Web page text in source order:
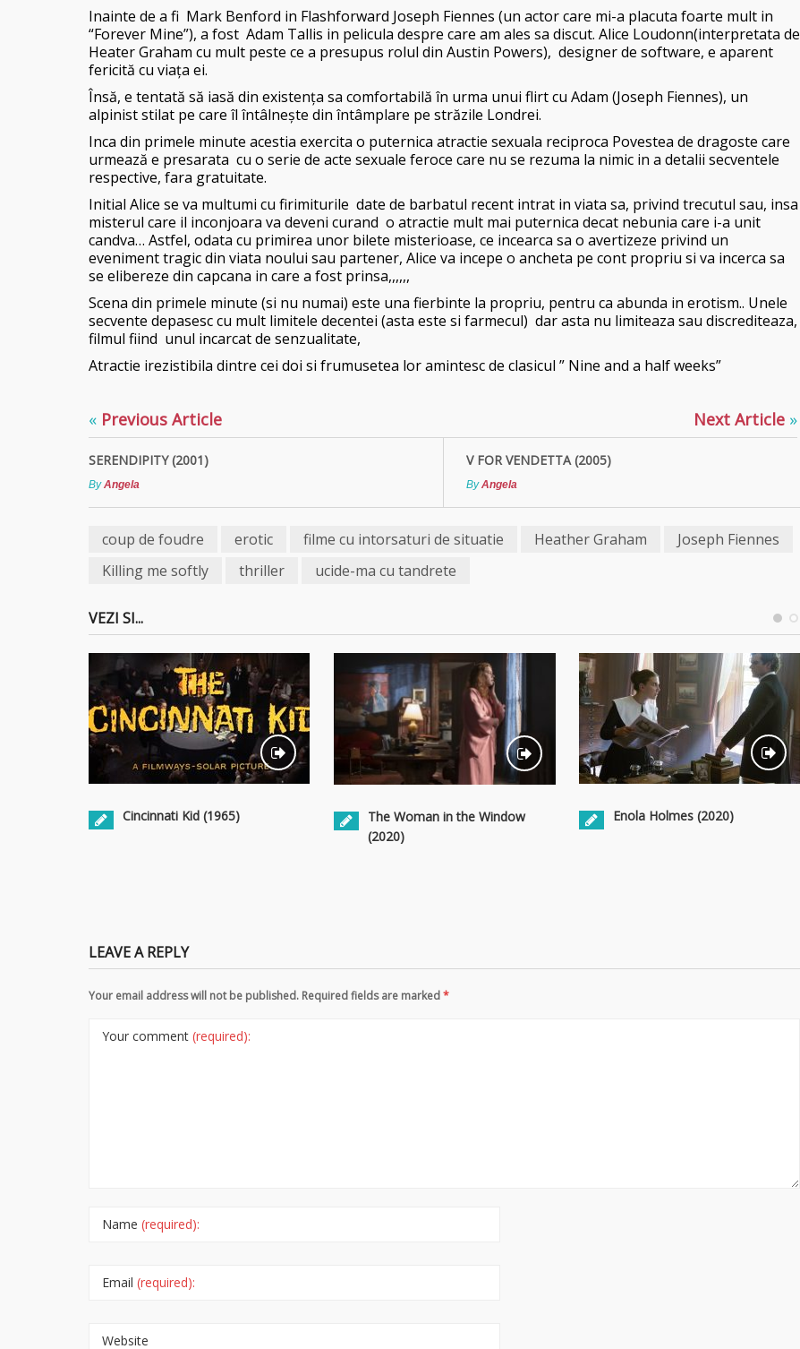
Inainte de a fi Mark Benford in Flashforward Joseph Fiennes (un actor care mi-a placuta foarte mult in
“Forever Mine”), a fost Adam Tallis in pelicula despre care am ales sa discut. Alice Loudonn(interpretata de
Heater Graham cu mult peste ce a presupus rolul din Austin Powers), designer de software, e aparent
fericită cu viaţa ei.
Însă, e tentată să iasă din existenţa sa comfortabilă în urma unui flirt cu Adam (Joseph Fiennes), un
alpinist stilat pe care îl întâlneşte din întâmplare pe străzile Londrei.
Inca din primele minute acestia exercita o puternica atractie sexuala reciproca Povestea de dragoste care
urmează e presarata cu o serie de acte sexuale feroce care nu se rezuma la nimic in a detalii secventele
respective, fara gratuitate.
Initial Alice se va multumi cu firimiturile date de barbatul recent intrat in viata sa, privind trecutul sau, insa
misterul care il inconjoara va deveni curand o atractie mult mai puternica decat nebunia care i-a unit
candva… Astfel, odata cu primirea unor bilete misterioase, ce incearca sa o avertizeze privind un
eveniment tragic din viata noului sau partener, Alice va incepe o ancheta pe cont propriu si va incerca sa
se elibereze din capcana in care a fost prinsa,,,,,,
Scena din primele minute (si nu numai) este una fierbinte la propriu, pentru ca abunda in erotism.. Unele
secvente depasesc cu mult limitele decentei (asta este si farmecul) dar asta nu limiteaza sau discrediteaza,
filmul fiind unul incarcat de senzualitate,
Atractie irezistibila dintre cei doi si frumusetea lor amintesc de clasicul ” Nine and a half weeks”
« Previous Article
SERENDIPITY (2001)
ByAngela
Next Article »
V FOR VENDETTA (2005)
ByAngela
coup de foudre erotic filme cu intorsaturi de situatie Heather Graham
Joseph Fiennes
Killing me softly
thriller ucide-ma cu tandrete
VEZI SI...
Cincinnati Kid (1965)
The Woman in the Window
(2020)
Enola Holmes (2020)
LEAVE A REPLY
Your email address will not be published. Required fields are marked*
Your comment (required):
Name (required):
Email (required):
Website